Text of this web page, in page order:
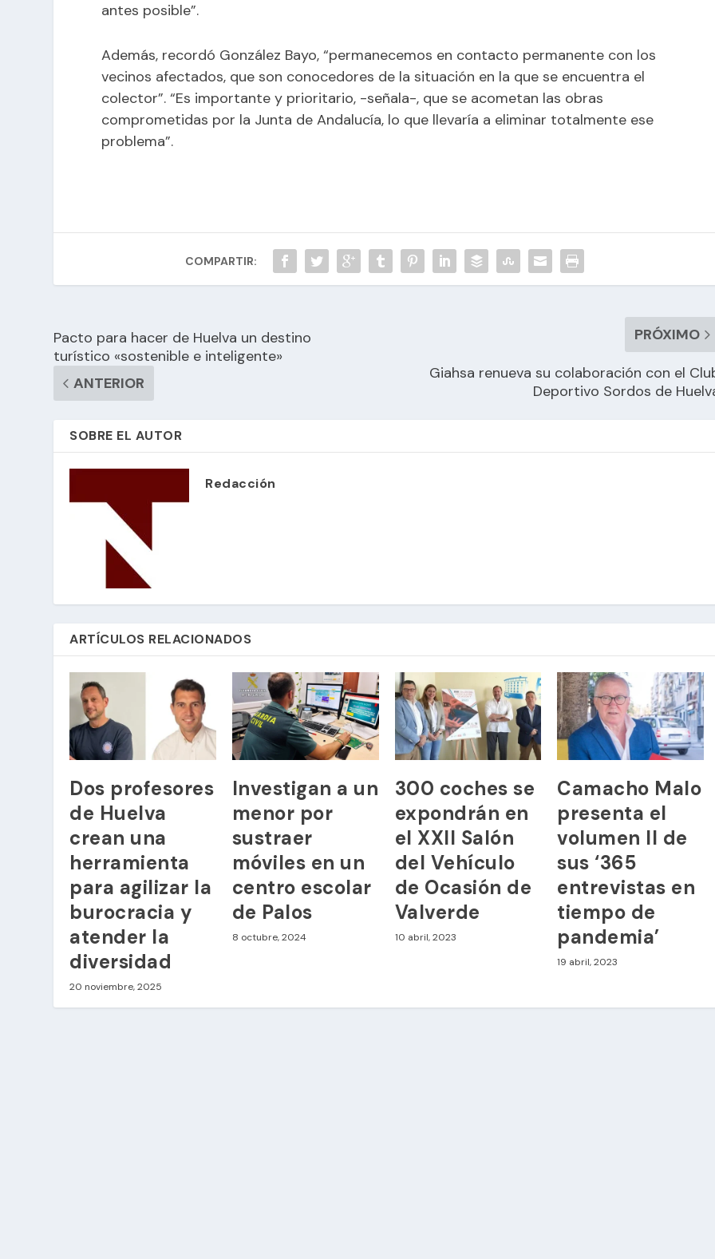
antes posible”.
Además, recordó González Bayo, “permanecemos en contacto permanente con los
vecinos afectados, que son conocedores de la situación en la que se encuentra el
colector”. “Es importante y prioritario, -señala-, que se acometan las obras
comprometidas por la Junta de Andalucía, lo que llevaría a eliminar totalmente ese
problema”.
COMPARTIR:
Pacto para hacer de Huelva un destino
turístico «sostenible e inteligente»
ANTERIOR
PRÓXIMO
Giahsa renueva su colaboración con el
Deportivo Sordos de
SOBRE EL AUTOR
Redacción
ARTÍCULOS RELACIONADOS
Dos profesores
de Huelva
crean una
herramienta
para agilizar la
burocracia y
atender la
diversidad
20 noviembre, 2025
Investigan a un
menor por
sustraer
móviles en un
centro escolar
de Palos
8 octubre, 2024
300 coches se
expondrán en
el XXII Salón
del Vehículo
de Ocasión de
Valverde
10 abril, 2023
Camacho Malo
presenta el
volumen II de
sus ‘365
entrevistas en
tiempo de
pandemia’
19 abril, 2023